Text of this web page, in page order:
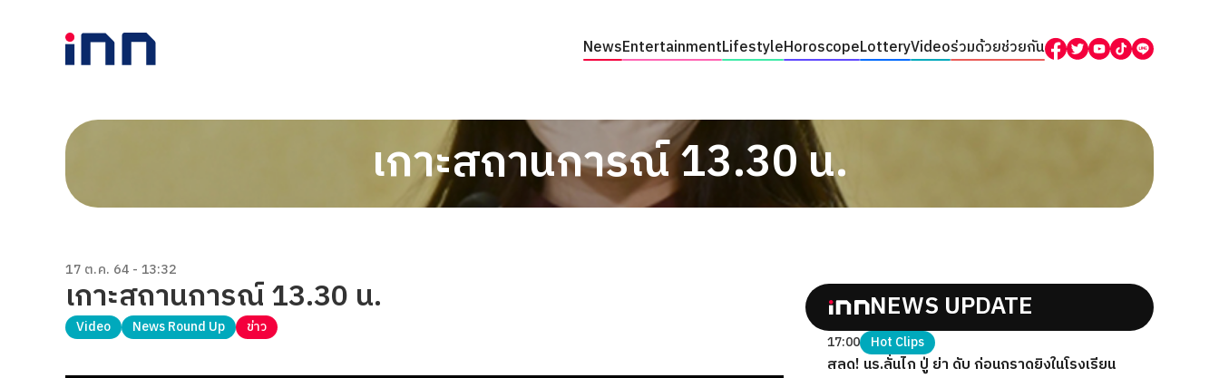
NewsEntertainmentLifestyleHoroscopeLotteryVideoร่วมด้วยช่วยกัน
เกาะสถานการณ์ 13.30 น.
17 ต.ค. 64 - 13:32
เกาะสถานการณ์ 13.30 น.
Video News Round Up ข่าว
NEWS UPDATE
17:00 Hot Clips
สลด! นร.ลั่นไก ปู่ ย่า ดับ ก่อนกราดยิงในโรงเรียน